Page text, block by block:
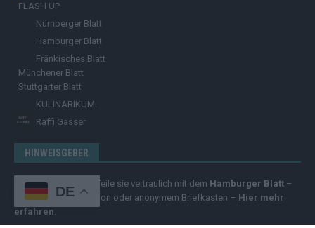
FLASH UP
Nürnberger Blatt
Hamburger Blatt
Fränkisches Blatt
Münchener Blatt
Stuttgarter Blatt
KULINARIKUM.
Raffi Gasser
HINWEISGEBER
Hast du ? Teile sie vertraulich mit dem Hamburger Blatt –
per Post, E-Mail, Telefon oder anonymem Briefkasten – Hier mehr
erfahren
DE